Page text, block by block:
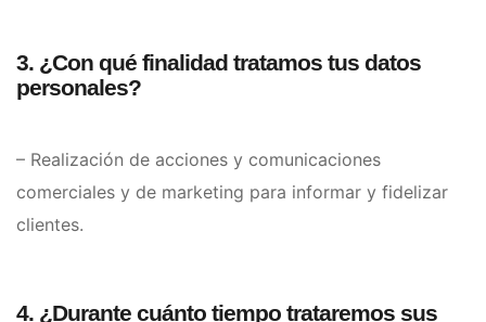
3. ¿Con qué finalidad tratamos tus datos
personales?
– Realización de acciones y comunicaciones
comerciales y de marketing para informar y fidelizar
clientes.
4. ¿Durante cuánto tiempo trataremos sus